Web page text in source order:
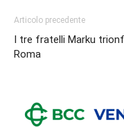
Articolo precedente
I tre fratelli Marku
Roma